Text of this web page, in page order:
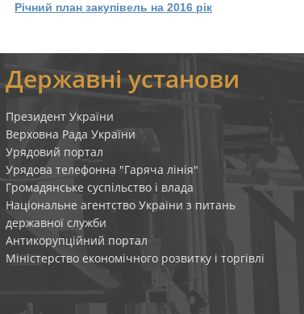
Річний план закупівель на 2016 рік
Державні установи
Президент України
Верховна Рада України
Урядовий портал
Урядова телефонна "Гаряча лінія"
Громадянське суспільство і влада
Національне агентство України з питань
державної служби
Антикорупційний портал
Міністерство економічного розвитку і торгівлі